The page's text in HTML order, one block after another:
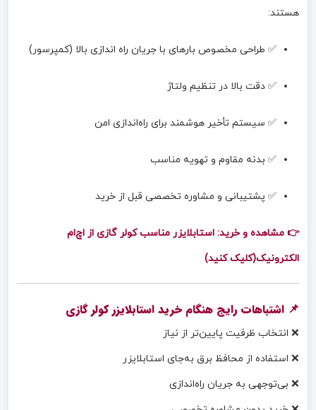
هستند:
✅ طراحی مخصوص بارهای با جریان راه اندازی بالا (کمپرسور)
✅ دقت بالا در تنظیم ولتاژ
✅ سیستم تأخیر هوشمند برای راه‌اندازی امن
✅ بدنه مقاوم و تهویه مناسب
✅ پشتیبانی و مشاوره تخصصی قبل از خرید
👉 مشاهده و خرید: استابلایزر مناسب کولر گازی از اچ‌ام
الکترونیک(کلیک کنید)
📌 اشتباهات رایج هنگام خرید استابلایزر کولر گازی
❌ انتخاب ظرفیت پایین‌تر از نیاز
❌ استفاده از محافظ برق به‌جای استابلایزر
❌ بی‌توجهی به جریان راه‌اندازی